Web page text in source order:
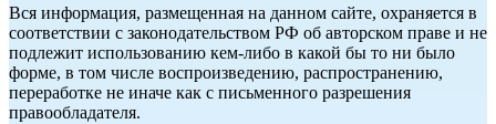
Вся информация, размещенная на данном сайте, охраняется в
соответствии с законодательством РФ об авторском праве и не
подлежит использованию кем-либо в какой бы то ни было
форме, в том числе воспроизведению, распространению,
переработке не иначе как с письменного разрешения
правообладателя.